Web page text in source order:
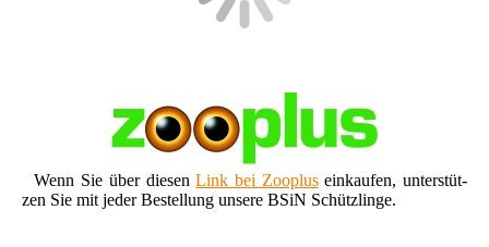
Wenn Sie über diesenLink bei Zoopluseinkaufen, unterstüt-
zen Sie mit jeder Bestellung unsere BSiN Schützlinge.